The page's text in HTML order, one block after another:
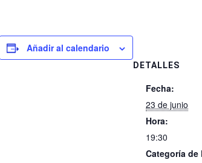
Añadir al calendario
DETALLES
Fecha:
23 de junio
Hora:
19:30
Categoría de